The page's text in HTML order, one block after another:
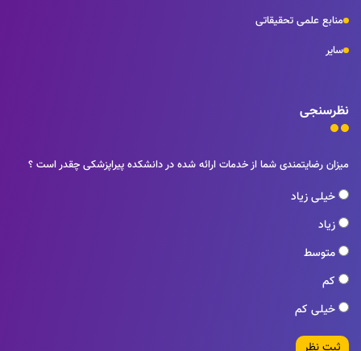
منابع علمی تحقیقاتی
سایر
نظرسنجی
میزان رضایتمندی شما از خدمات ارائه شده در دانشکده پیراپزشکی چقدر است ؟
خیلی زیاد
زیاد
متوسط
کم
خیلی کم